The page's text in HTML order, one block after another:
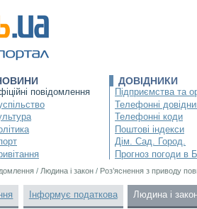
повідомлення
ДОВІДНИКИ
Підприємства та
Телефонні
Телефонні коди
Поштові індекси
Дім. Сад. Город.
Прогноз погоди в
/ Людина і закон / Роз’яснення з приводу
Інформує податкова Людина і